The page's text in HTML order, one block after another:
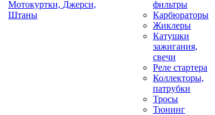
Мотокуртки, Джерси,
Штаны
фильтры
Карбюраторы
Жиклеры
Катушки
зажигания,
свечи
Реле стартера
Коллекторы,
патрубки
Тросы
Тюнинг